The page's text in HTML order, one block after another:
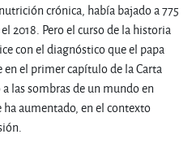
crónica, había bajado a 775
2018. Pero el curso de la historia
con el diagnóstico que el papa
el primer capítulo de la Carta
las sombras de un mundo en
aumentado, en el contexto